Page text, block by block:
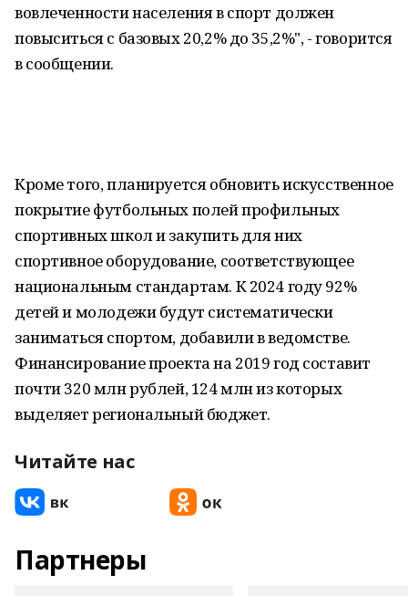
вовлеченности населения в спорт должен
повыситься с базовых 20,2% до 35,2%", - говорится
в сообщении.
Кроме того, планируется обновить искусственное
покрытие футбольных полей профильных
спортивных школ и закупить для них
спортивное оборудование, соответствующее
национальным стандартам. К 2024 году 92%
детей и молодежи будут систематически
заниматься спортом, добавили в ведомстве.
Финансирование проекта на 2019 год составит
почти 320 млн рублей, 124 млн из которых
выделяет региональный бюджет.
Читайте нас
Партнеры